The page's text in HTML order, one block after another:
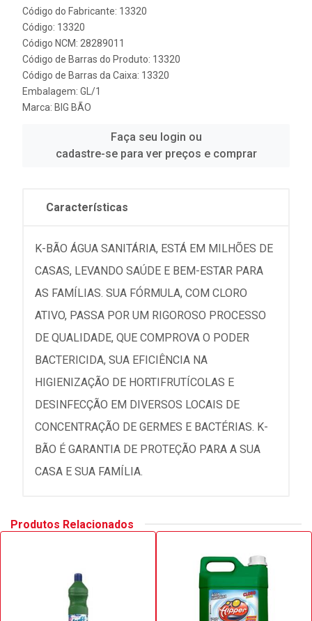
Código do Fabricante: 13320
Código: 13320
Código NCM: 28289011
Código de Barras do Produto: 13320
Código de Barras da Caixa: 13320
Embalagem: GL/1
Marca: BIG BÃO
Faça seu login ou
cadastre-se para ver preços e comprar
Características
K-BÃO ÁGUA SANITÁRIA, ESTÁ EM MILHÕES DE
CASAS, LEVANDO SAÚDE E BEM-ESTAR PARA
AS FAMÍLIAS. SUA FÓRMULA, COM CLORO
ATIVO, PASSA POR UM RIGOROSO PROCESSO
DE QUALIDADE, QUE COMPROVA O PODER
BACTERICIDA, SUA EFICIÊNCIA NA
HIGIENIZAÇÃO DE HORTIFRUTÍCOLAS E
DESINFECÇÃO EM DIVERSOS LOCAIS DE
CONCENTRAÇÃO DE GERMES E BACTÉRIAS. K-
BÃO É GARANTIA DE PROTEÇÃO PARA A SUA
CASA E SUA FAMÍLIA.
Produtos Relacionados